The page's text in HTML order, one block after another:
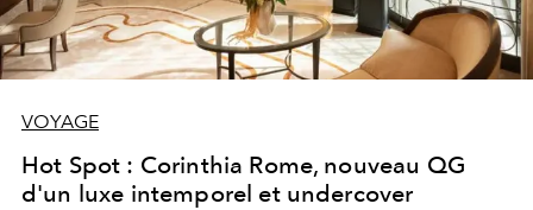
VOYAGE
Hot Spot : Corinthia Rome, nouveau QG
d'un luxe intemporel et undercover